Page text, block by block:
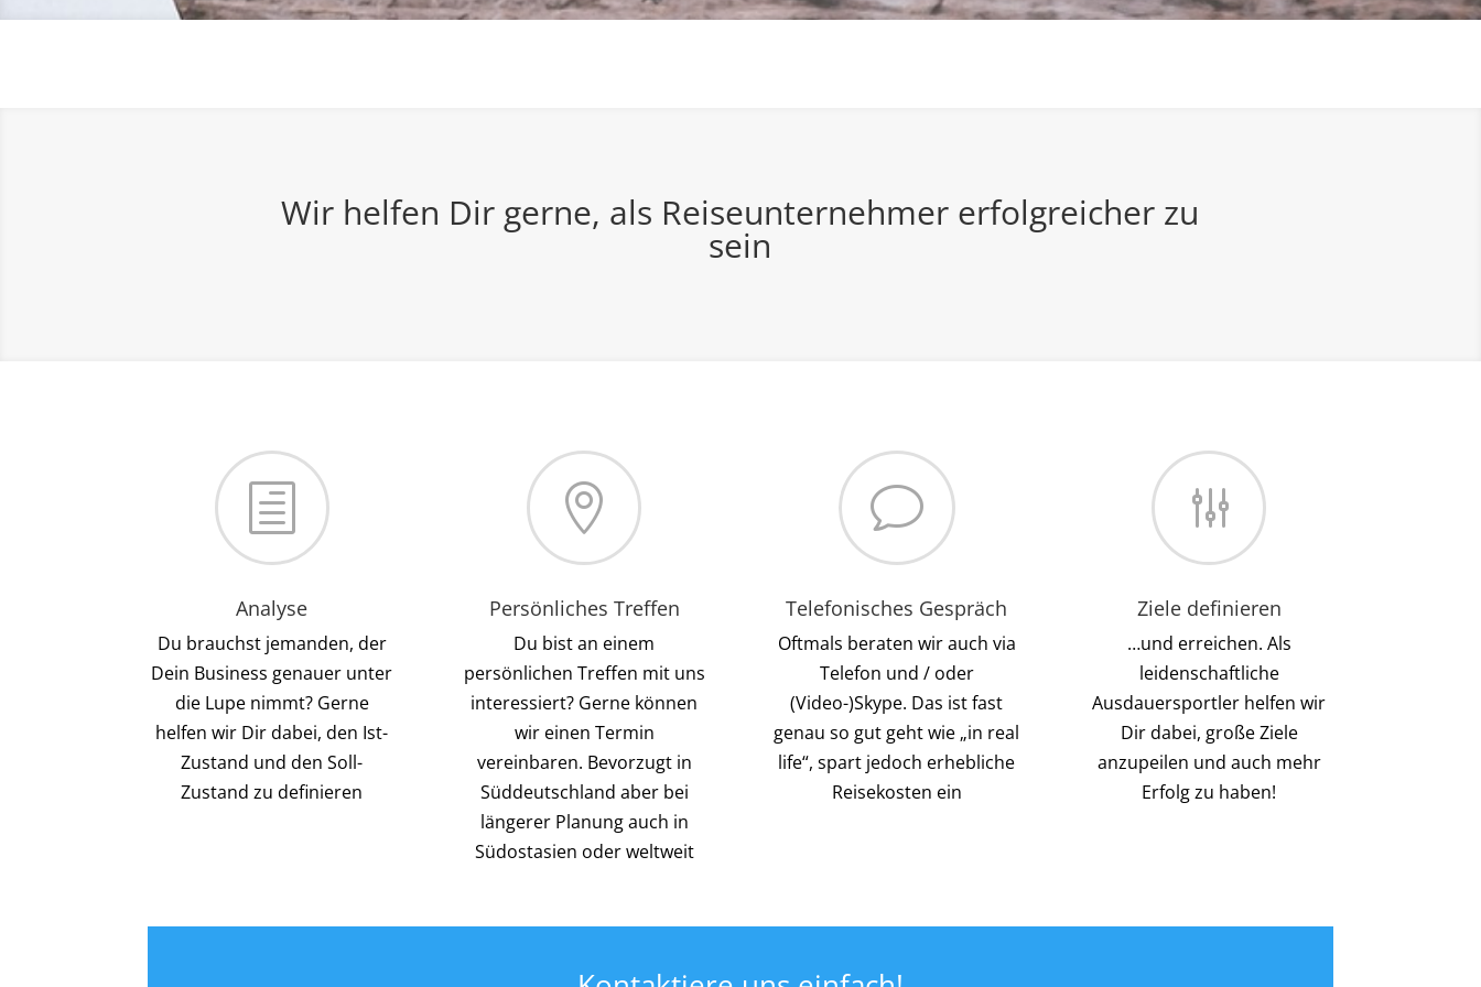
Wir helfen Dir gerne, als Reiseunternehmer erfolgreicher zu
sein
h
Analyse
Du brauchst jemanden, der
Dein Business genauer unter
die Lupe nimmt? Gerne
helfen wir Dir dabei, den Ist-
Zustand und den Soll-
Zustand zu definieren

Persönliches Treffen
Du bist an einem
persönlichen Treffen mit uns
interessiert? Gerne können
wir einen Termin
vereinbaren. Bevorzugt in
Süddeutschland aber bei
längerer Planung auch in
Südostasien oder weltweit
v
Telefonisches Gespräch
Oftmals beraten wir auch via
Telefon und / oder
(Video-)Skype. Das ist fast
genau so gut geht wie „in real
life“, spart jedoch erhebliche
Reisekosten ein
g
Ziele definieren
…und erreichen. Als
leidenschaftliche
Ausdauersportler helfen wir
Dir dabei, große Ziele
anzupeilen und auch mehr
Erfolg zu haben!